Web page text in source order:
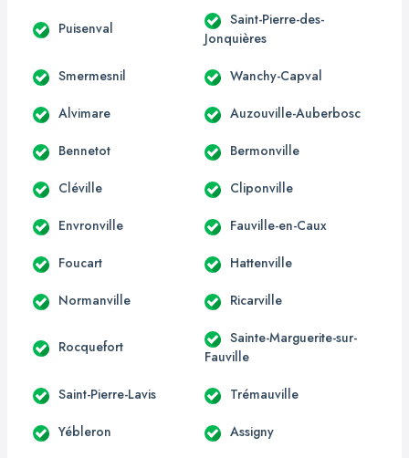
Puisenval
Saint-Pierre-des-
Jonquières
Smermesnil Wanchy-Capval
Alvimare Auzouville-Auberbosc
Bennetot Bermonville
Cléville Cliponville
Envronville Fauville-en-Caux
Foucart Hattenville
Normanville Ricarville
Rocquefort
Sainte-Marguerite-sur-
Fauville
Saint-Pierre-Lavis Trémauville
Yébleron Assigny